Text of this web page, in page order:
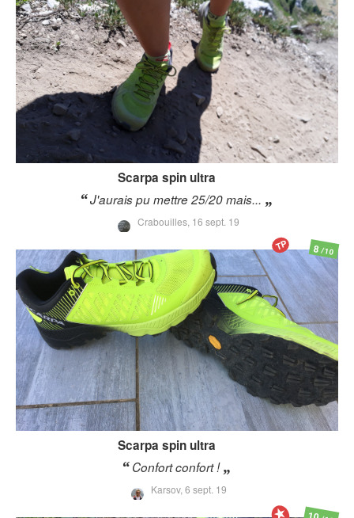
Scarpa spin ultra
J'aurais pu mettre 25/20 mais...
Crabouilles, 16 sept. 19
Scarpa spin ultra
Confort confort !
Karsov, 6 sept. 19
8/10
TP